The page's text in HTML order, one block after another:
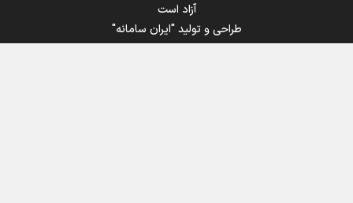
آزاد است
طراحی و تولید"ایران سامانه"